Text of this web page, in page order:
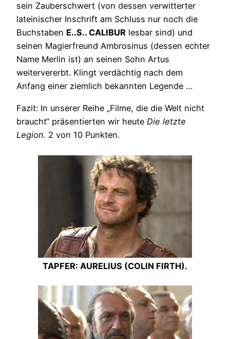
sein Zauberschwert (von dessen verwitterter
lateinischer Inschrift am Schluss nur noch die
Buchstaben E..S.. CALIBUR lesbar sind) und
seinen Magierfreund Ambrosinus (dessen echter
Name Merlin ist) an seinen Sohn Artus
weitervererbt. Klingt verdächtig nach dem
Anfang einer ziemlich bekannten Legende …
Fazit: In unserer Reihe „Filme, die die Welt nicht
braucht“ präsentierten wir heute Die letzte
Legion. 2 von 10 Punkten.
TAPFER: AURELIUS (COLIN FIRTH).